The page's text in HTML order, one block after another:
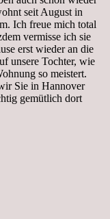
seit August in
Ich freue mich total
vermisse ich sie
erst wieder an die
unsere Tochter, wie
so meistert.
Sie in Hannover
gemütlich dort